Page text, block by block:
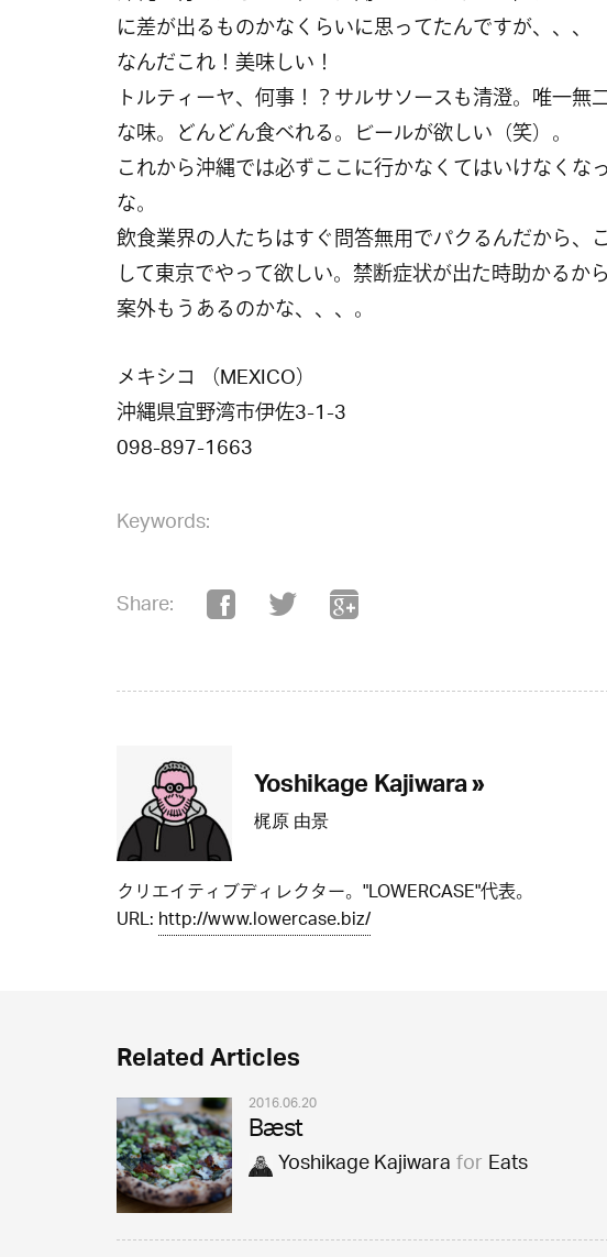
に差が出るものかなくらいに思ってたんですが、、、
なんだこれ！美味しい！
トルティーヤ、何事！？サルサソースも清澄。唯一無
な味。どんどん食べれる。ビールが欲しい（笑）。
これから沖縄では必ずここに行かなくてはいけなくな
な。
飲食業界の人たちはすぐ問答無用でパクるんだから、
して東京でやって欲しい。禁断症状が出た時助かるか
案外もうあるのかな、、、。
メキシコ （MEXICO）
沖縄県宜野湾市伊佐3-1-3
098-897-1663
Keywords:
Share:
Yoshikage Kajiwara »
梶原 由景
クリエイティブディレクター。"LOWERCASE"代表。
URL:http://www.lowercase.biz/
Related Articles
2016.06.20
Bæst
Yoshikage KajiwaraforEats